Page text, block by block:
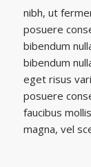
nibh, ut
posuere
bibendum
bibendum
eget risus
posuere
faucibus
magna, vel